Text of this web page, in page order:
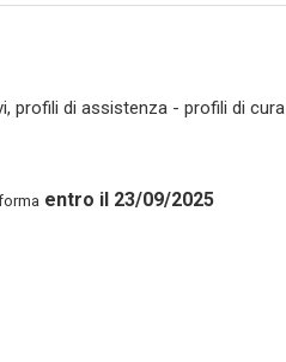
profili di assistenza - profili di cura
entro il 23/09/2025